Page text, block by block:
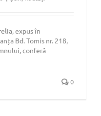
expus în
Bd. Tomis nr. 218,
conferă
0